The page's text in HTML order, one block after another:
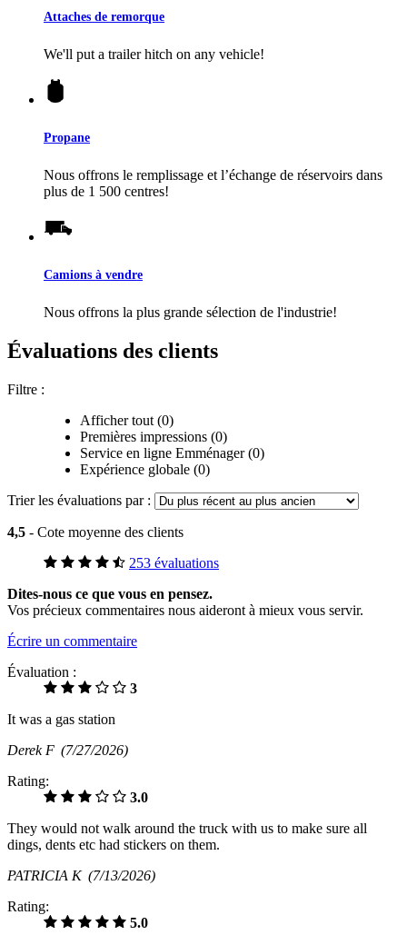
Attaches de remorque
We'll put a trailer hitch on any vehicle!
Propane
Nous offrons le remplissage et l’échange de réservoirs dans
plus de 1 500 centres!
Camions à vendre
Nous offrons la plus grande sélection de l'industrie!
Évaluations des clients
Filtre :
Afficher tout (0)
Premières impressions (0)
Service en ligne Emménager (0)
Expérience globale (0)
Trier les évaluations par :
4,5 - Cote moyenne des clients
253 évaluations
Dites-nous ce que vous en pensez.
Vos précieux commentaires nous aideront à mieux vous servir.
Écrire un commentaire
Évaluation :
3
It was a gas station
Derek F (7/27/2026)
Rating:
3.0
They would not walk around the truck with us to make sure all
dings, dents etc had stickers on them.
PATRICIA K (7/13/2026)
Rating:
5.0